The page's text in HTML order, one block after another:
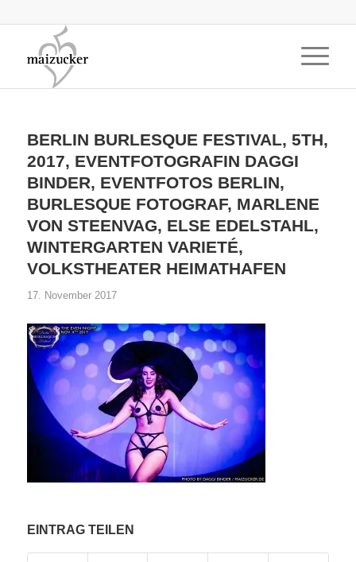
BERLIN BURLESQUE FESTIVAL, 5TH,
2017, EVENTFOTOGRAFIN DAGGI
BINDER, EVENTFOTOS BERLIN,
BURLESQUE FOTOGRAF, MARLENE
VON STEENVAG, ELSE EDELSTAHL,
WINTERGARTEN VARIETÉ,
VOLKSTHEATER HEIMATHAFEN
17. November 2017
EINTRAG TEILEN